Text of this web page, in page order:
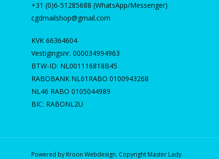
+31 (0)6-51285688 (WhatsApp/Messenger)
cgdmailshop@gmail.com
KVK 66364604
Vestigingsnr. 000034994963
BTW-ID: NL001116818B45
RABOBANK NL61RABO 0100943268
NL46 RABO 0105044989
BIC: RABONL2U
Powered by Kroon Webdesign. Copyright Master Lady